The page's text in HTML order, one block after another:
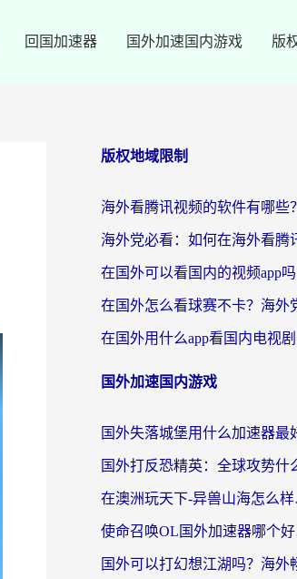
回国加速器 国外加速国内游戏 版
版权地域限制
国外加速国内游戏
在澳洲
使命